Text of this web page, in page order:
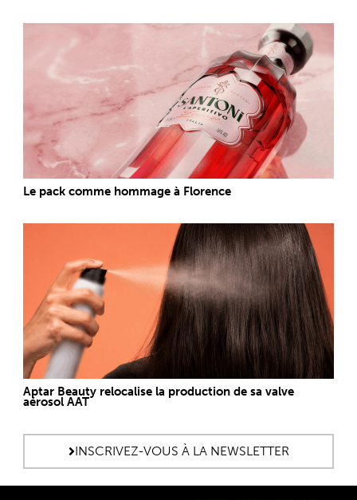
Le pack comme hommage à Florence
Aptar Beauty relocalise la production de sa valve
aérosol AAT
INSCRIVEZ-VOUS À LA NEWSLETTER